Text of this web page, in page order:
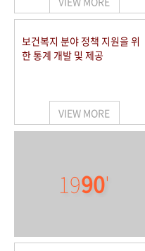
보건복지 분야 정책 지원을 위
한 통계 개발 및 제공
VIEW MORE
1990'